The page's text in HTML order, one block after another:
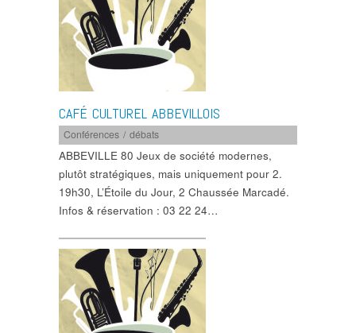
CAFÉ CULTUREL ABBEVILLOIS
Conférences / débats
ABBEVILLE 80 Jeux de société modernes,
plutôt stratégiques, mais uniquement pour 2.
19h30, L’Étoile du Jour, 2 Chaussée Marcadé.
Infos & réservation : 03 22 24…